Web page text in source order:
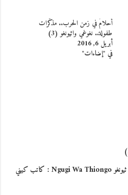
أحلامٌ في زمن الحرب.. مذكّرات
طفولة.. نغوغي واثيونغو (3)
أبريل 6, 2016
في "إضاءات"
*ترجمة وتقديم لطفية الدليمينغوغي وا ثيونغو Ngugi Wa Thiongo : كاتب كيني